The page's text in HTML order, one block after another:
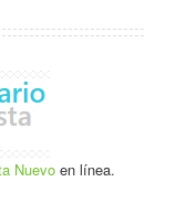
Nuevoen línea.